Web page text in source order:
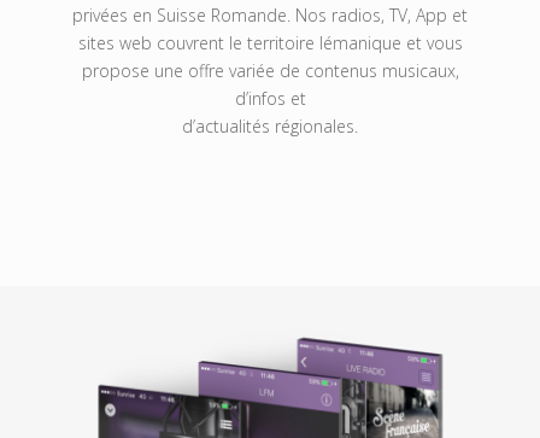
privées en Suisse Romande. Nos radios, TV, App et
sites web couvrent le territoire lémanique et vous
propose une offre variée de contenus musicaux,
d’infos et
d’actualités régionales.